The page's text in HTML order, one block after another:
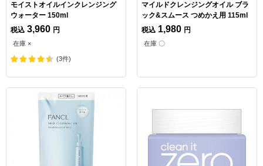
モイストオイルインクレンジング
ウォーター 150ml
税込 3,960 円
在庫 ×
(3件)
マイルドクレンジングオイル ブラ
ック&スムース つめかえ用 115ml
税込 1,980 円
在庫 〇